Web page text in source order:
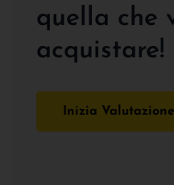
quella che
acquistare!
Inizia Valutazione